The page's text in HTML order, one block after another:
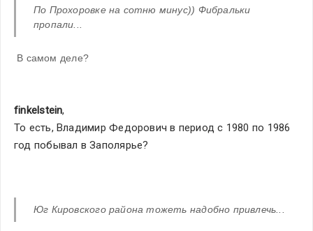
По Прохоровке на сотню минус)) Фибральки
пропали...
В самом деле?
finkelstein,
То есть, Владимир Федорович в период с 1980 по 1986
год побывал в Заполярье?
Юг Кировского района тожеть надобно привлечь...